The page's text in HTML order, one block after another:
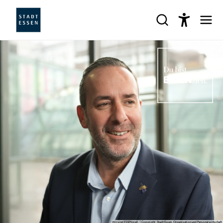
Wir sind ESSENziell. | Copyright: Stadt Essen, Organisation und Personalwirtschaft